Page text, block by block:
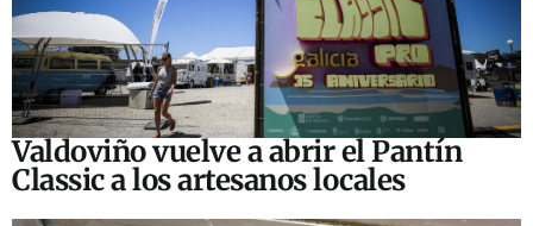
Valdoviño vuelve a abrir el Pantín
Classic a los artesanos locales